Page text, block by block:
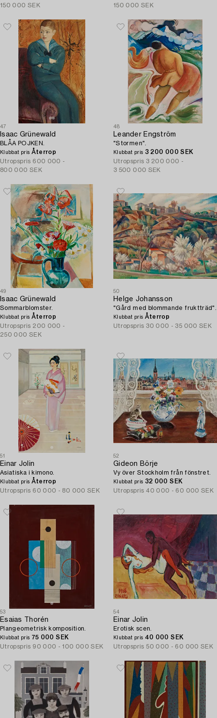
150 000 SEK
150 000 SEK
47
Isaac Grünewald
BLÅA POJKEN.
Klubbat pris Återrop
Utropspris 600 000 -
800 000 SEK
48
Leander Engström
"Stormen".
Klubbat pris 3 200 000 SEK
Utropspris 3 200 000 -
3 500 000 SEK
49
Isaac Grünewald
Sommarblomster.
Klubbat pris Återrop
Utropspris 200 000 -
250 000 SEK
50
Helge Johansson
"Gård med blommande fruktträd".
Klubbat pris Återrop
Utropspris 30 000 - 35 000 SEK
51
Einar Jolin
Asiatiska i kimono.
Klubbat pris Återrop
Utropspris 60 000 - 80 000 SEK
52
Gideon Börje
Vy över Stockholm från fönstret.
Klubbat pris 32 000 SEK
Utropspris 40 000 - 60 000 SEK
53
Esaias Thorén
Plangeometrisk komposition.
Klubbat pris 75 000 SEK
Utropspris 90 000 - 100 000 SEK
54
Einar Jolin
Erotisk scen.
Klubbat pris 40 000 SEK
Utropspris 50 000 - 60 000 SEK